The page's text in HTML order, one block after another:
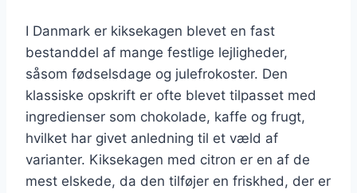
I Danmark er kiksekagen blevet en fast
bestanddel af mange festlige lejligheder,
såsom fødselsdage og julefrokoster. Den
klassiske opskrift er ofte blevet tilpasset med
ingredienser som chokolade, kaffe og frugt,
hvilket har givet anledning til et væld af
varianter. Kiksekagen med citron er en af de
mest elskede, da den tilføjer en friskhed, der er